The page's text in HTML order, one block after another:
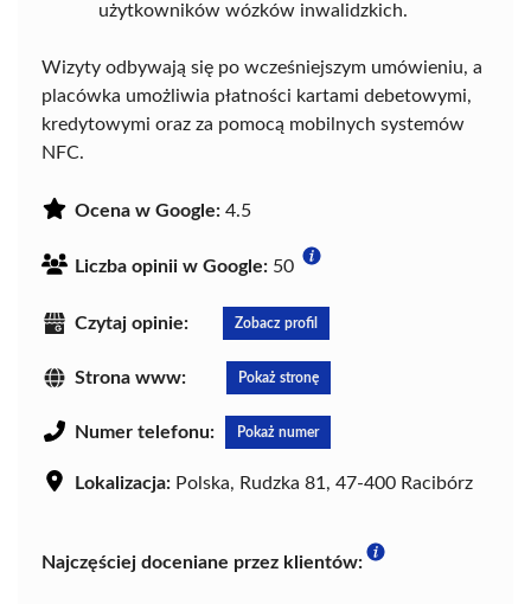
użytkowników wózków inwalidzkich.
Wizyty odbywają się po wcześniejszym umówieniu, a
placówka umożliwia płatności kartami debetowymi,
kredytowymi oraz za pomocą mobilnych systemów
NFC.
Ocena w Google: 4.5
Liczba opinii w Google: 50
Czytaj opinie: Zobacz profil
Strona www: Pokaż stronę
Numer telefonu: Pokaż numer
Lokalizacja: Polska, Rudzka 81, 47-400 Racibórz
Najczęściej doceniane przez klientów: